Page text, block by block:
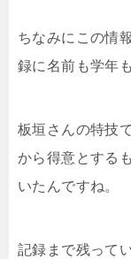
ちなみにこの情
録に名前も学年
板垣さんの特技
から得意とする
いたんですね。
記録まで残って